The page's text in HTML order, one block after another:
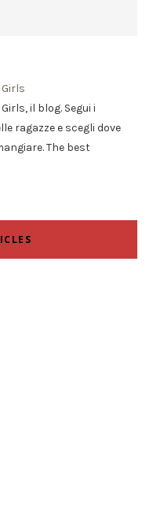
il blog. Segui i
ragazze e scegli dove
The best